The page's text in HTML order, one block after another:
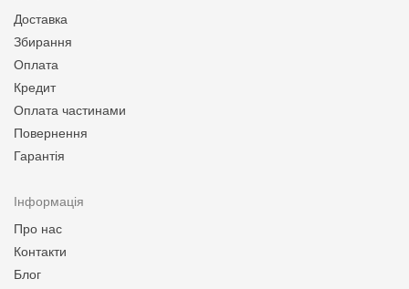
Доставка
Збирання
Оплата
Кредит
Оплата частинами
Повернення
Гарантія
Інформація
Про нас
Контакти
Блог